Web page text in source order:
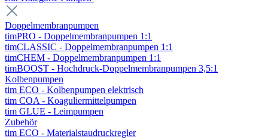
Doppelmembranpumpen
timPRO - Doppelmembranpumpen 1:1
timCLASSIC - Doppelmembranpumpen 1:1
timCHEM - Doppelmembranpumpen 1:1
timBOOST - Hochdruck-Doppelmembranpumpen 3,5:1
Kolbenpumpen
tim ECO - Kolbenpumpen elektrisch
tim COA - Koaguliermittelpumpen
tim GLUE - Leimpumpen
Zubehör
tim ECO - Materialstaudruckregler